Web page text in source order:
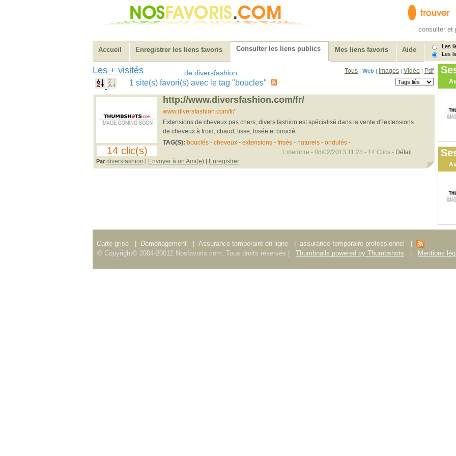
consulter et
Accueil Enregistrer les liens favoris Consulter les liens publics Mes liens favoris Aide
Les
Les
Les + visités de diversfashion Tous | Web | Images | Vidéo | Pdf
1 site(s) favori(s) avec le tag "boucles"
14 clic(s)
http://www.diversfashion.com/fr/
www.diversfashion.com/fr/
Extensions de cheveux pas chers, divers fashion est spécialisé dans la vente d?extensions
de cheveux à froid, chaud, lisse, frisée et bouclé.
TAG(S): bouclés- cheveux- extensions- frisés- naturels- ondulés-
Par diversfashion | Envoyer à un Ami(e) | Enregistrer
1 membre - 08/02/2013 11:28 - 14 Clics - Détail
Carte grise Déménagement Assurance temporaire en ligne assurance temporaire professionnel
© Copyright© 2004-20012 Nosfavoris.com. Tous droits réservés |
Thumbnails powered by Thumbshots Mentions